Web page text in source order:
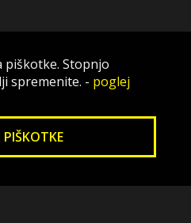
Stopnjo
spremenite. - poglej